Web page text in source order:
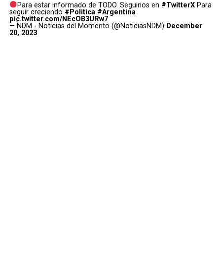
Para estar informado de TODO. Seguinos en #TwitterX Para
seguir creciendo #Politica #Argentina
pic.twitter.com/NEcOB3URw7
— NDM - Noticias del Momento (@NoticiasNDM) December
20, 2023